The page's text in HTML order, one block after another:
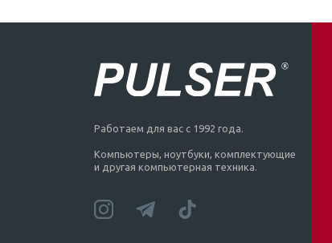
Работаем для вас с 1992 года.
Компьютеры, ноутбуки, комплектующие
и другая компьютерная техника.